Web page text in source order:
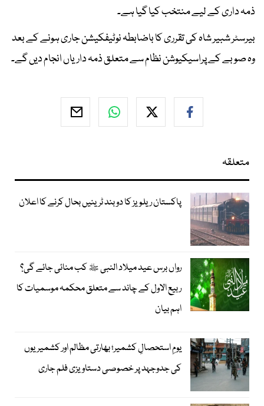
ذمہ داری کے لیے منتخب کیا گیا ہے۔
بیرسٹر شبیر شاہ کی تقرری کا باضابطہ نوٹیفکیشن جاری ہونے کے بعد
وہ صوبے کے پراسیکیوشن نظام سے متعلق ذمہ داریاں انجام دیں گے۔
متعلقہ
پاکستان ریلویز کا دو بند ٹرینیں بحال کرنے کا اعلان
رواں برس عید میلاد النبی ﷺ کب منائی جائے گی؟
ربیع الاول کے چاند سے متعلق محکمہ موسمیات کا
اہم بیان
یومِ استحصالِ کشمیر؛ بھارتی مظالم اور کشمیریوں
کی جدوجہد پر خصوصی دستاویزی فلم جاری